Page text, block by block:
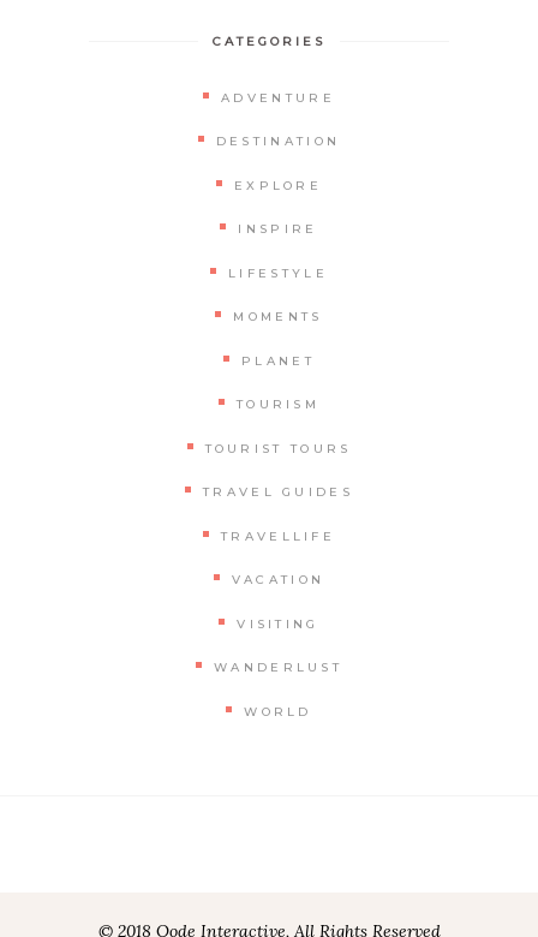
CATEGORIES
ADVENTURE
DESTINATION
EXPLORE
INSPIRE
LIFESTYLE
MOMENTS
PLANET
TOURISM
TOURIST TOURS
TRAVEL GUIDES
TRAVELLIFE
VACATION
VISITING
WANDERLUST
WORLD
© 2018 Qode Interactive, All Rights Reserved